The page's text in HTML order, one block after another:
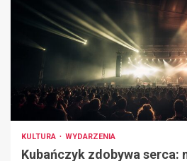
KULTURA WYDARZENIA
Kubańczyk zdobywa serca: